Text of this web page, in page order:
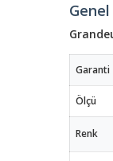
Garanti
Ölçü
Renk